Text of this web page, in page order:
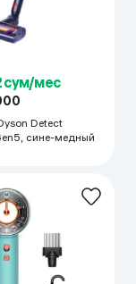
сум/мес
Detect
сине-медный